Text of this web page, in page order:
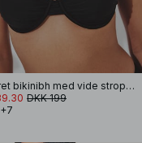
Draperet bikinibh med vide stropper
DKK 199
+7